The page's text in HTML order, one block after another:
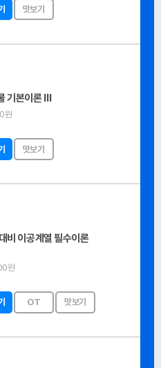
맛보기
기본이론 Ⅲ
원
맛보기
이공계열 필수이론
원
OT 맛보기